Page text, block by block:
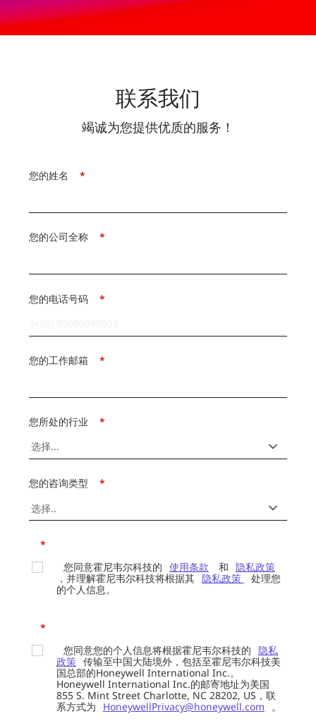
联系我们
竭诚为您提供优质的服务！
*
您的姓名
*
您的公司全称
*
您的电话号码
*
您的工作邮箱
*
您所处的行业
*
您的咨询类型
*
您同意霍尼韦尔科技的 使用条款 和 隐私政策
，并理解霍尼韦尔科技将根据其 隐私政策
处理您
的个人信息。
*
您同意您的个人信息将根据霍尼韦尔科技的 隐私
政策 传输至中国大陆境外，包括至霍尼韦尔科技美
国总部的Honeywell International Inc.。
Honeywell International Inc.的邮寄地址为美国
855 S. Mint Street Charlotte, NC 28202, US，联
系方式为
HoneywellPrivacy@honeywell.com
。